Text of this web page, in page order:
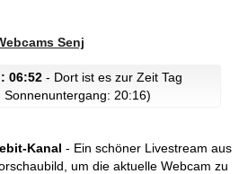
Senj
06:52 - Dort ist es zur Zeit Tag
20:16)
Kanal - Ein schöner Livestream aus
um die aktuelle Webcam zu